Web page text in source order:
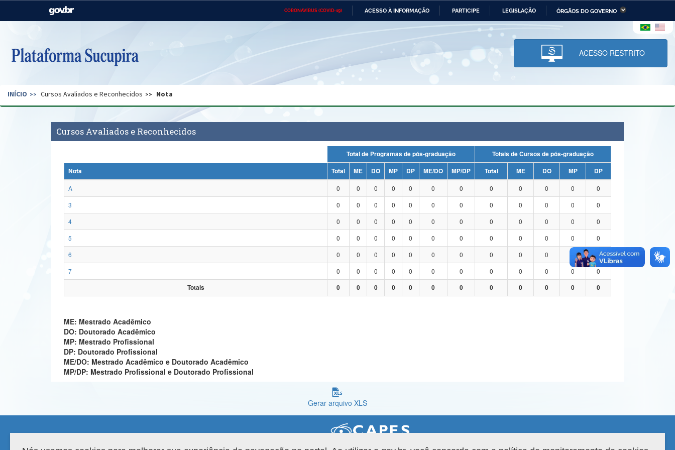
CORONAVÍRUS (COVID-19) ACESSO À INFORMAÇÃO PARTICIPE LEGISLAÇÃO ÓRGÃOS DO GOVERNO
Casa Civil Ministério das Relações Ministério da Economia Ministério da Infraestrutura
Pecuária e Abastecimento
Ministério da Ciência,
Tecnologia, Inovações e
Comunicações
Ministério do Desenvolvimento
Regional e dos Direitos Humanos
Secretaria de Governo Gabinete de Segurança Advocacia-Geral da União Banco Central do Brasil Planalto
ACESSO RESTRITO
INÍCIO Cursos Avaliados e Reconhecidos Nota
Cursos Avaliados e Reconhecidos
Total de Programas de pós-graduação
Totais de Cursos de pós-graduação
Nota
Total ME DO MP DP ME/DO MP/DP Total ME DO MP
DP
A
0 0 0 0 0 0 0 0 0 0 0
0
3
0 0 0 0 0 0 0 0 0 0 0
0
4
0 0 0 0 0 0 0 0 0 0 0
0
5
0 0 0 0 0 0 0 0 0 0 0
0
6
0 0 0 0 0 0 0 0 0 0
0
7
0 0 0 0 0 0 0 0 0 0 0
0
Totais
0 0 0 0 0 0 0 0 0 0 0 0
ME: Mestrado Acadêmico
DO: Doutorado Acadêmico
MP: Mestrado Profissional
DP: Doutorado Profissional
ME/DO: Mestrado Acadêmico e Doutorado Acadêmico
MP/DP: Mestrado Profissional e Doutorado Profissional
Gerar arquivo XLS